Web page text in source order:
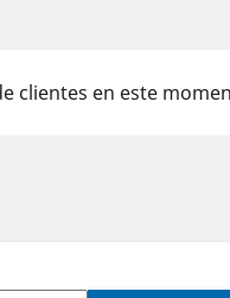
clientes en este